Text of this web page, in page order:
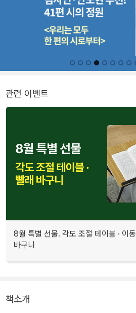
관련 이벤트
8월 특별 선물. 각도 조절 테이블 · 이
바구니
책소개